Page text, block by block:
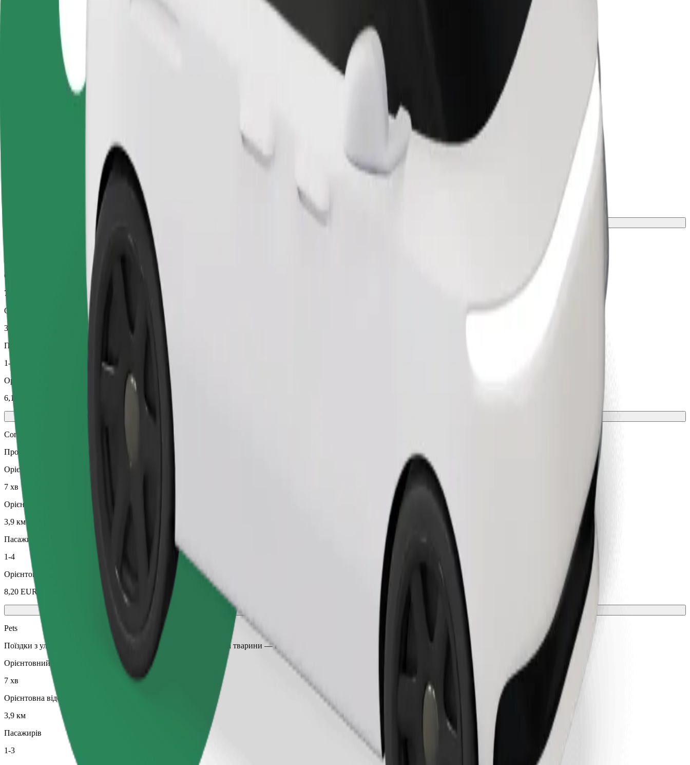
Зручність та комфорт — всього у декілька кліків!
Надійні поїздки на повсякденних авто середнього класу.
Орієнтовний час поїздки
Дитяче крісло з ременями безпеки для дітей віком 2–6 років (приблизно 10–30 кг). Уточни у водія точні обмеження за віком, вагою та зростом.
Орієнтовний час поїздки
7 хв
Орієнтовна відстань
3,9 км
Пасажирів
1-3
Орієнтовна вартість
6,10 EUR
Comfort
Просторі поїздки з більшим простором для ніг та місцем для зберігання речей
Орієнтовний час поїздки
7 хв
Орієнтовна відстань
3,9 км
Пасажирів
1-4
Орієнтовна вартість
8,20 EUR
Pets
Поїздки з улюбленцем. Собаки мають бути в наморднику, дрібні тварини — в переноску, а сидіння захищені ковдрою або підстилкою.
Орієнтовний час поїздки
7 хв
Орієнтовна відстань
3,9 км
Пасажирів
1-3